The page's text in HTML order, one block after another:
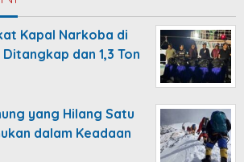
Kapal Narkoba di
dan 1,3 Ton
yang Hilang Satu
dalam Keadaan